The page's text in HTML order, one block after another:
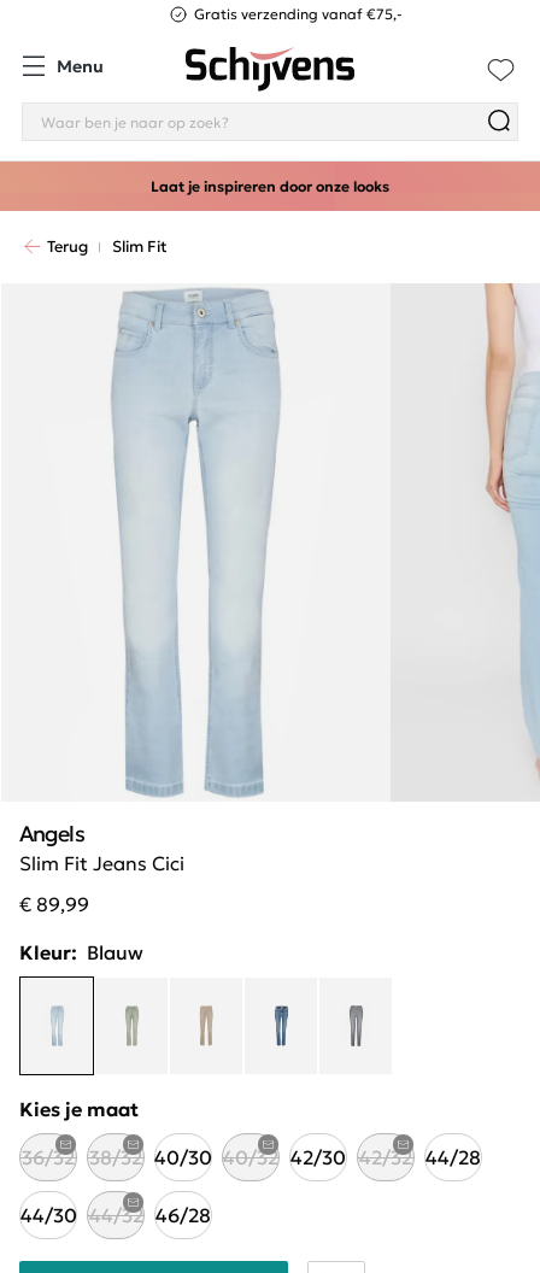
Gratis verzending vanaf €75,-
Menu
Laat je inspireren door onze looks
Terug Slim Fit
Slim Fit Jeans Cici
Angels
€ 89,99
Kleur: Blauw
Kies je maat
36/32 38/32 40/30 40/32 42/30 42/32 44/28
44/30 44/32 46/28